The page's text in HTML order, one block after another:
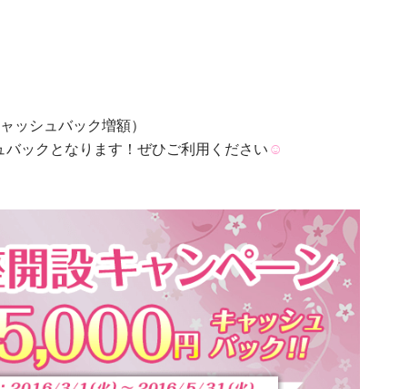
ッシュバック増額）
バックとなります！ぜひご利用ください ☺︎